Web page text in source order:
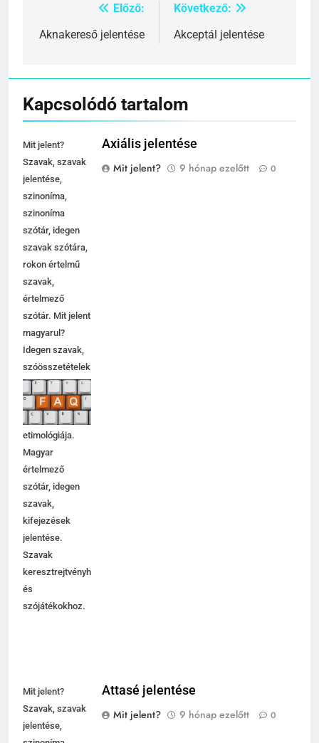
Bejegyzés
navigáció
Előző:
Aknakereső jelentése
Következő:
Akceptál jelentése
Kapcsolódó tartalom
Mit jelent?
Szavak, szavak
jelentése,
szinoníma,
szinoníma
szótár, idegen
szavak szótára,
rokon értelmű
szavak,
értelmező
szótár. Mit jelent
magyarul?
Idegen szavak,
szóösszetételek
jelentése,
magyarázata,
használata,
etimológiája.
Magyar
értelmező
szótár, idegen
szavak,
kifejezések
jelentése.
Szavak
keresztrejtvényhez
és
szójátékokhoz.
Axiális jelentése
Mit jelent?
9 hónap ezelőtt 0
Mit jelent?
Szavak, szavak
jelentése,
Attasé jelentése
Mit jelent?
9 hónap ezelőtt 0